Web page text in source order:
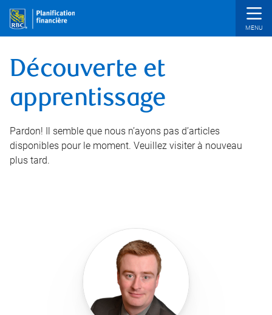
Passer au contenu principal
Découverte et
apprentissage
Pardon! Il semble que nous n’ayons pas d’articles
disponibles pour le moment. Veuillez visiter à nouveau
plus tard.